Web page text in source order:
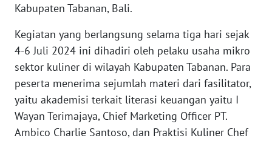
Kabupaten Tabanan, Bali.
Kegiatan yang berlangsung selama tiga hari sejak
4-6 Juli 2024 ini dihadiri oleh pelaku usaha mikro
sektor kuliner di wilayah Kabupaten Tabanan. Para
peserta menerima sejumlah materi dari fasilitator,
yaitu akademisi terkait literasi keuangan yaitu I
Wayan Terimajaya, Chief Marketing Officer PT.
Ambico Charlie Santoso, dan Praktisi Kuliner Chef
JABAR
WN
NTT